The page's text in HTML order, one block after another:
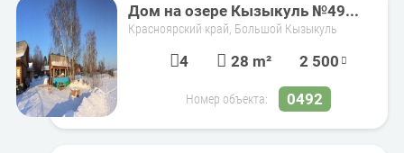
Дом на озере Кызыкуль №49...
Красноярский край, Большой Кызыкуль
4 28 m² 2 500
Номер объекта: 0492